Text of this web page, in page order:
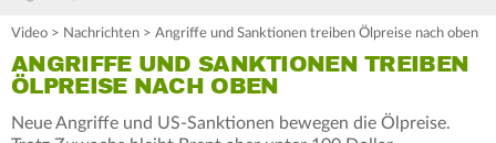
Video > Nachrichten > Angriffe und Sanktionen treiben Ölpreise nach oben
ANGRIFFE UND SANKTIONEN TREIBEN
ÖLPREISE NACH OBEN
Neue Angriffe und US-Sanktionen bewegen die Ölpreise.